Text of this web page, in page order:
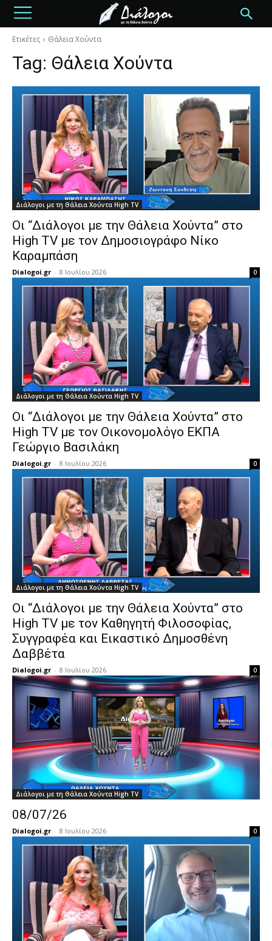
Ετικέτες Θάλεια Χούντα
Tag: Θάλεια Χούντα
Διάλογοι με τη Θάλεια Χούντα High TV
Οι “Διάλογοι με την Θάλεια Χούντα” στο
High TV με τον Δημοσιογράφο Νίκο
Καραμπάση
Dialogoi.gr - 8 Ιουλίου 2026 0
Διάλογοι με τη Θάλεια Χούντα High TV
Οι “Διάλογοι με την Θάλεια Χούντα” στο
High TV με τον Οικονομολόγο ΕΚΠΑ
Γεώργιο Βασιλάκη
Dialogoi.gr - 8 Ιουλίου 2026 0
Διάλογοι με τη Θάλεια Χούντα High TV
Οι “Διάλογοι με την Θάλεια Χούντα” στο
High TV με τον Καθηγητή Φιλοσοφίας,
Συγγραφέα και Εικαστικό Δημοσθένη
Δαββέτα
Dialogoi.gr - 8 Ιουλίου 2026 0
Διάλογοι με τη Θάλεια Χούντα High TV
08/07/26
Dialogoi.gr - 8 Ιουλίου 2026 0